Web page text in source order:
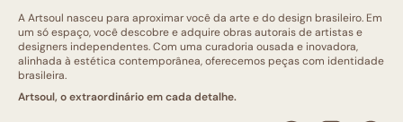
A Artsoul nasceu para aproximar você da arte e do design brasileiro. Em
um só espaço, você descobre e adquire obras autorais de artistas e
designers independentes. Com uma curadoria ousada e inovadora,
alinhada à estética contemporânea, oferecemos peças com identidade
brasileira.
Artsoul, o extraordinário em cada detalhe.